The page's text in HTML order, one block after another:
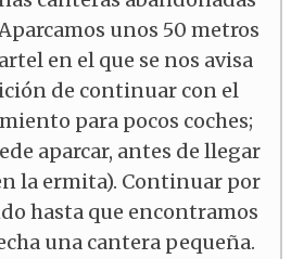
unos 50 metros
en el que se nos avisa
de continuar con el
para pocos coches;
aparcar, antes de llegar
la ermita). Continuar por
hasta que encontramos
una cantera pequeña.